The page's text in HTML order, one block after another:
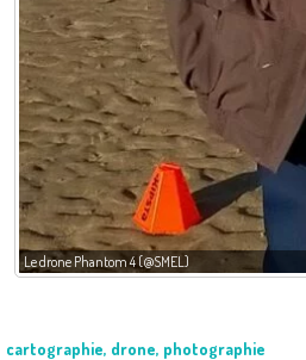
Le drone Phantom 4 (@SMEL)
cartographie, drone, photographie